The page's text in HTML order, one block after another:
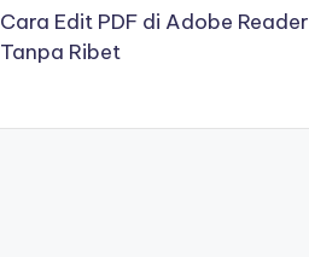
Cara Edit PDF di Adobe Reader
Tanpa Ribet